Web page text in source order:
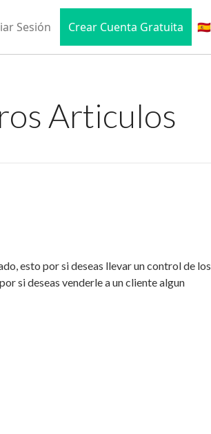
Sesión Crear Cuenta Gratuita
Articulos
esto por si deseas llevar un control de los
si deseas venderle a un cliente algun